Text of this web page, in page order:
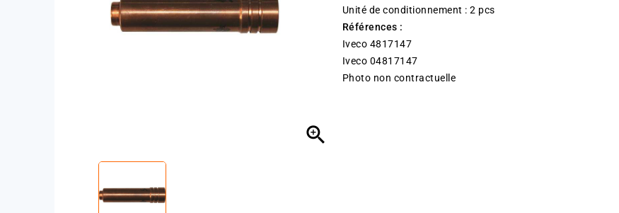

Unité de conditionnement : 2 pcs
Références :
Iveco 4817147
Iveco 04817147
Photo non contractuelle